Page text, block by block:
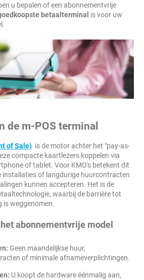
u bepalen of een abonnementvrije
betaalterminal is voor uw
de m-POS terminal
of Sale) is de motor achter het "pay-as-
compacte kaartlezers koppelen via
of tablet. Voor KMO's betekent dit
installaties of langdurige huurcontracten
kunnen accepteren. Het is de
waarbij de barrière tot
is weggenomen.
abonnementvrije model
Geen maandelijkse huur,
of minimale afnameverplichtingen.
U koopt de hardware éénmalig aan,